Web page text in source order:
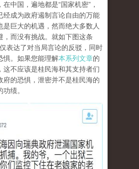
，在中国，遍地都是“国家机密”，
经成为政府遏制言论自由的万能
是巨大的机遇，然而绝大多数人
，而没有挑战。就如下图这条
表达了对当局言论的反驳，同时
惧。如果您能理解本系列文章的
这不应该是桂民海和其支持者们
府的恐惧，泄密并不是桂民海的
绩。